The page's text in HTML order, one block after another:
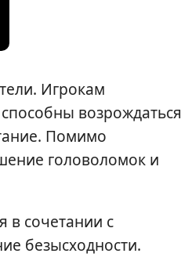
Игрокам
возрождаться
Помимо
головоломок и
в сочетании с
безысходности.